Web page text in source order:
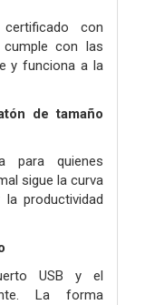
con
con las
y funciona a la
de tamaño
para quienes
sigue la curva
productividad
USB y el
La forma